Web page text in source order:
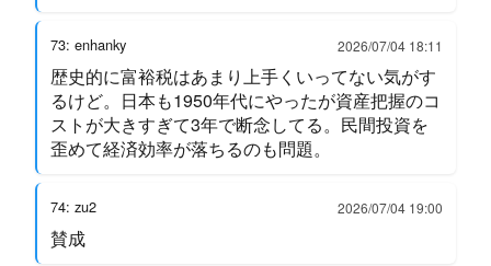
73: enhanky 2026/07/04 18:11
歴史的に富裕税はあまり上手くいってない気がす
るけど。日本も1950年代にやったが資産把握のコ
ストが大きすぎて3年で断念してる。民間投資を
歪めて経済効率が落ちるのも問題。
74: zu2 2026/07/04 19:00
賛成